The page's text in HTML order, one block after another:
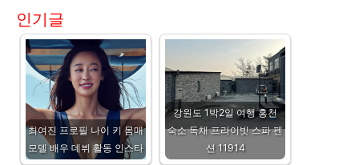
인기글
최여진 프로필 나이 키 몸매
모델 배우 데뷔 활동 인스타
강원도 1박2일 여행 홍천
숙소 독채 프라이빗 스파 펜
션 11914